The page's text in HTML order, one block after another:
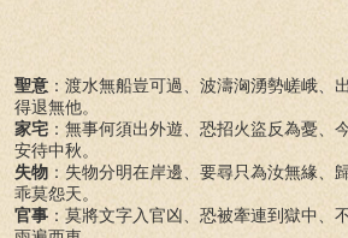
聖意 ：渡水無船豈可過、波濤洶湧勢嵯峨、
得退無他。
家宅 ：無事何須出外遊、恐招火盜反為憂、
安待中秋。
失物 ：失物分明在岸邊、要尋只為汝無緣、
乖莫怨天。
官事 ：莫將文字入官凶、恐被牽連到獄中、